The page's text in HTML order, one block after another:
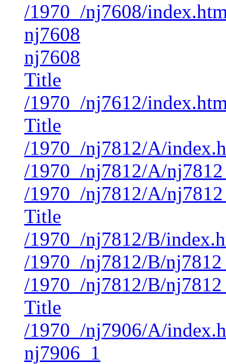
/1970_/nj7608/
nj7608
nj7608
Title
/1970_/nj7612/
Title
/1970_/nj7812/A/
/1970_/nj7812/A/
/1970_/nj7812/A/
Title
/1970_/nj7812/B/
/1970_/nj7812/B/
/1970_/nj7812/B/
Title
/1970_/nj7906/A/
nj7906_1